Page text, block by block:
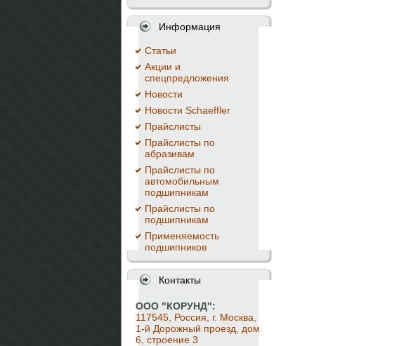
Информация
Cтатьи
Акции и
спецпредложения
Новости
Новости Schaeffler
Прайслисты
Прайслисты по
абразивам
Прайслисты по
автомобильным
подшипникам
Прайслисты по
подшипникам
Применяемость
подшипников
Контакты
ООО "КОРУНД":
117545, Россия, г. Москва,
1-й Дорожный проезд, дом
6, строение 3